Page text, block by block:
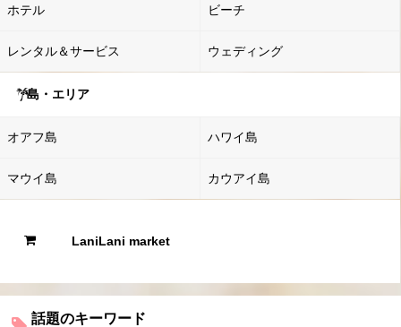
ホテル ビーチ
レンタル＆サービス ウェディング
島・エリア
オアフ島 ハワイ島
マウイ島 カウアイ島
LaniLani market
話題のキーワード